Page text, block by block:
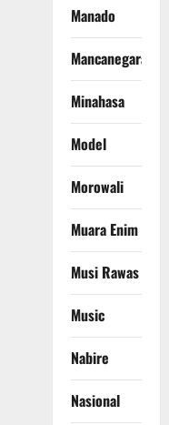
Manado
Mancanegara
Minahasa
Model
Morowali
Muara Enim
Musi Rawas
Music
Nabire
Nasional